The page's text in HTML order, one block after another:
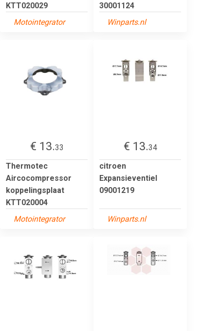
KTT020029
Motointegrator
30001124
Winparts.nl
€ 13.33
Thermotec
Aircocompressor
koppelingsplaat
KTT020004
Motointegrator
€ 13.34
citroen
Expansieventiel
09001219
Winparts.nl